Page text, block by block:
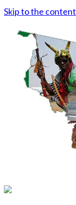
Skip to the content